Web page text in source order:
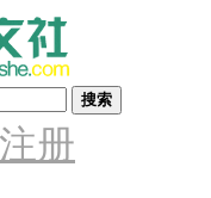
搜索
注册